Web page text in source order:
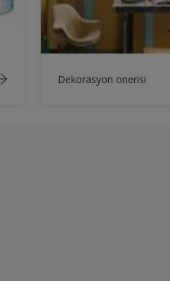
Dekorasyon onerisi